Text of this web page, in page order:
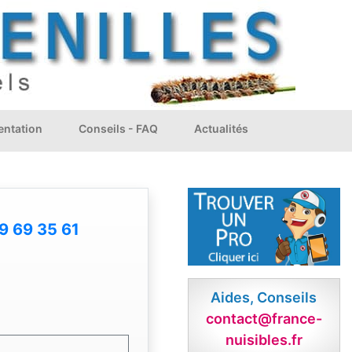
Conseils - FAQ Actualités
69 35 61
Aides, Conseils
contact@france-
nuisibles.fr